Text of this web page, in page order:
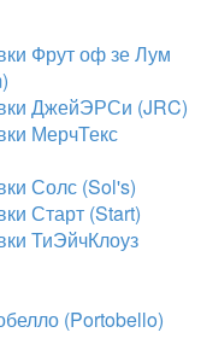
Фрут оф зе Лум
ДжейЭРСи (JRC)
МерчТекс
Солс (Sol's)
Старт (Start)
ТиЭйчКлоуз
(Portobello)